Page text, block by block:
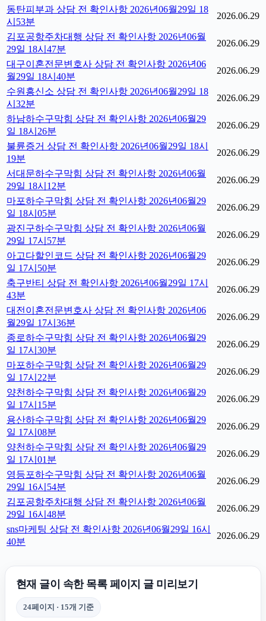
동탄피부과 상담 전 확인사항 2026년06월29일 18
시53분
2026.06.29
김포공항주차대행 상담 전 확인사항 2026년06월
29일 18시47분
2026.06.29
대구이혼전문변호사 상담 전 확인사항 2026년06
월29일 18시40분
2026.06.29
수원흥신소 상담 전 확인사항 2026년06월29일 18
시32분
2026.06.29
하남하수구막힘 상담 전 확인사항 2026년06월29
일 18시26분
2026.06.29
불륜증거 상담 전 확인사항 2026년06월29일 18시
19분
2026.06.29
서대문하수구막힘 상담 전 확인사항 2026년06월
29일 18시12분
2026.06.29
마포하수구막힘 상담 전 확인사항 2026년06월29
일 18시05분
2026.06.29
광진구하수구막힘 상담 전 확인사항 2026년06월
29일 17시57분
2026.06.29
아고다할인코드 상담 전 확인사항 2026년06월29
일 17시50분
2026.06.29
축구반티 상담 전 확인사항 2026년06월29일 17시
43분
2026.06.29
대전이혼전문변호사 상담 전 확인사항 2026년06
월29일 17시36분
2026.06.29
종로하수구막힘 상담 전 확인사항 2026년06월29
일 17시30분
2026.06.29
마포하수구막힘 상담 전 확인사항 2026년06월29
일 17시22분
2026.06.29
양천하수구막힘 상담 전 확인사항 2026년06월29
일 17시15분
2026.06.29
용산하수구막힘 상담 전 확인사항 2026년06월29
일 17시08분
2026.06.29
양천하수구막힘 상담 전 확인사항 2026년06월29
일 17시01분
2026.06.29
영등포하수구막힘 상담 전 확인사항 2026년06월
29일 16시54분
2026.06.29
김포공항주차대행 상담 전 확인사항 2026년06월
29일 16시48분
2026.06.29
sns마케팅 상담 전 확인사항 2026년06월29일 16시
40분
2026.06.29
현재 글이 속한 목록 페이지 글 미리보기
24페이지 · 15개 기준